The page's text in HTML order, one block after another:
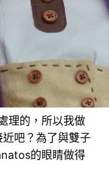
理的，所以我做
吧？為了與雙子
的眼睛做得